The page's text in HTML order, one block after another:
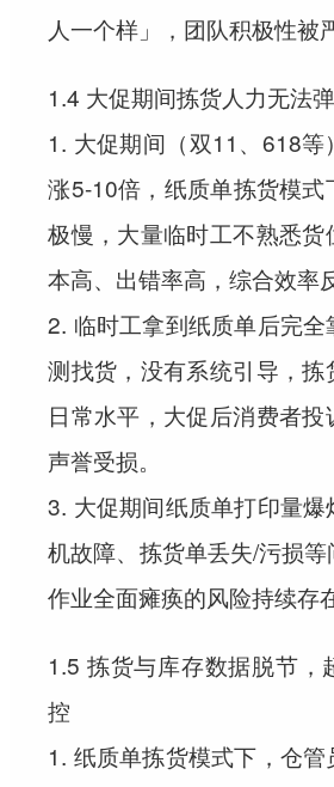
人一个样」，团队积极性被
1.4 大促期间拣货人力无法
1. 大促期间（双11、618等
涨5-10倍，纸质单拣货模式
极慢，大量临时工不熟悉
本高、出错率高，综合效率
2. 临时工拿到纸质单后完全
测找货，没有系统引导，
日常水平，大促后消费者
声誉受损。
3. 大促期间纸质单打印量
机故障、拣货单丢失/污损
作业全面瘫痪的风险持续存在
1.5 拣货与库存数据脱节，
控
1. 纸质单拣货模式下，仓